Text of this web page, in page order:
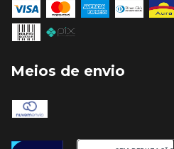
Meios de envio